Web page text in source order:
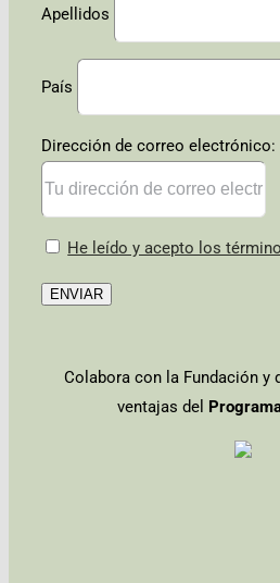
Apellidos
País
Dirección de correo electrónico:
He leído y acepto los
Colabora con la Fundación y
ventajas del